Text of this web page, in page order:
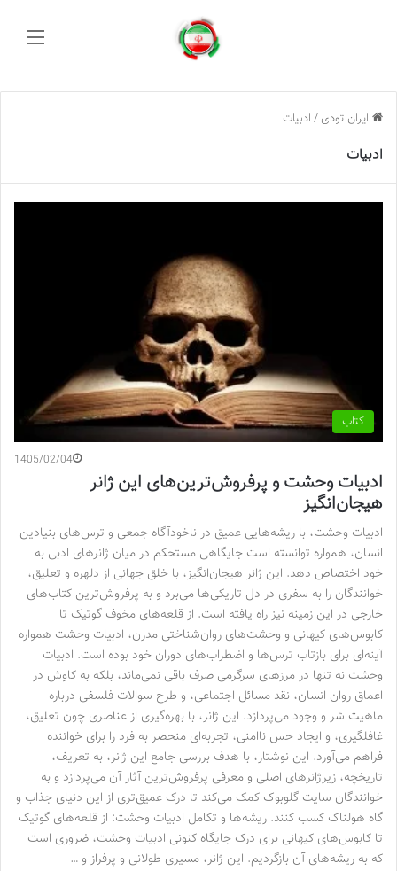
ایران تودی / ادبیات
ادبیات
کتاب
1405/02/04
ادبیات وحشت و پرفروش‌ترین‌های این ژانر
هیجان‌انگیز
ادبیات وحشت، با ریشه‌هایی عمیق در ناخودآگاه جمعی و ترس‌های بنیادین
انسان، همواره توانسته است جایگاهی مستحکم در میان ژانرهای ادبی به
خود اختصاص دهد. این ژانر هیجان‌انگیز، با خلق جهانی از دلهره و تعلیق،
خوانندگان را به سفری در دل تاریکی‌ها می‌برد و به پرفروش‌ترین کتاب‌های
خارجی در این زمینه نیز راه یافته است. از قلعه‌های مخوف گوتیک تا
کابوس‌های کیهانی و وحشت‌های روان‌شناختی مدرن، ادبیات وحشت همواره
آینه‌ای برای بازتاب ترس‌ها و اضطراب‌های دوران خود بوده است. ادبیات
وحشت نه تنها در مرزهای سرگرمی صرف باقی نمی‌ماند، بلکه به کاوش در
اعماق روان انسان، نقد مسائل اجتماعی، و طرح سوالات فلسفی درباره
ماهیت شر و وجود می‌پردازد. این ژانر، با بهره‌گیری از عناصری چون تعلیق،
غافلگیری، و ایجاد حس ناامنی، تجربه‌ای منحصر به فرد را برای خواننده
فراهم می‌آورد. این نوشتار، با هدف بررسی جامع این ژانر، به تعریف،
تاریخچه، زیرژانرهای اصلی و معرفی پرفروش‌ترین آثار آن می‌پردازد و به
خوانندگان سایت گلوبوک کمک می‌کند تا درک عمیق‌تری از این دنیای جذاب و
گاه هولناک کسب کنند. ریشه‌ها و تکامل ادبیات وحشت: از قلعه‌های گوتیک
تا کابوس‌های کیهانی برای درک جایگاه کنونی ادبیات وحشت، ضروری است
که به ریشه‌های آن بازگردیم. این ژانر، مسیری طولانی و پرفراز و …